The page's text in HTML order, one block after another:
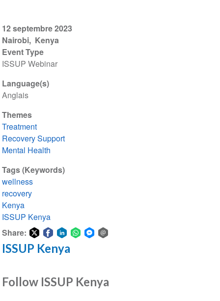
12 septembre 2023
Nairobi Kenya
Event Type
ISSUP Webinar
Language(s)
Anglais
Themes
Treatment
Recovery Support
Mental Health
Tags (Keywords)
wellness
recovery
Kenya
ISSUP Kenya
Share:
ShareShareShareShare
Messenger
ISSUP Kenya
Follow ISSUP Kenya